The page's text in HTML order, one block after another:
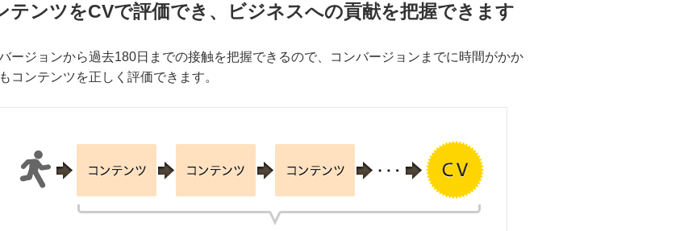
テンツをCVで評価でき、ビジネスへの貢献を把握できます
ージョンから過去180日までの接触を把握できるので、コンバージョンまでに時間がかか
コンテンツを正しく評価できます。